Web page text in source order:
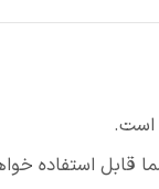
است.
قابل استفاده